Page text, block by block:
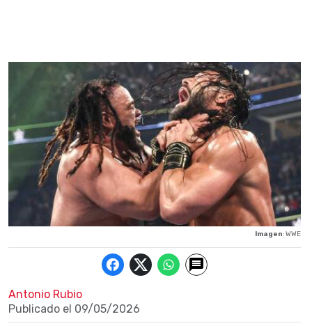
Imagen: WWE
Antonio Rubio
Publicado el 09/05/2026